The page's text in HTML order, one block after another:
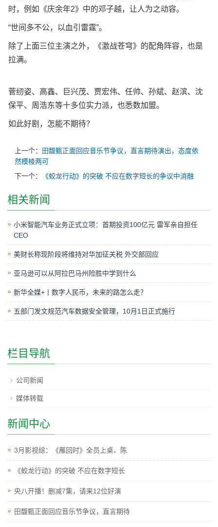
时，例如《庆余年2》中的邓子越，让人为之动容。
“世间多不公，以血引雷霆”。
除了上面三位主演之外，《激战苍穹》的配角阵容，也是
拉满。
菅纫姿、高鑫、巨兴茂、贾宏伟、任帅、孙斌、赵滨、沈
保平、周浩东等十多位实力派，也悉数加盟。
如此好剧，怎能不期待？
上一个：
田馥甄正面回应音乐节争议，直言期待演出，态度依
然模棱两可
下一个：
《蛟龙行动》的突破 不应在数字短长的争议中消融
相关新闻
小米智能汽车业务正式立项：首期投资100亿元 雷军亲自担任
CEO
美财长称现阶段将维持对华加征关税 外交部回应
亚马逊可以从阿拉巴马州险胜中学到什么
新华全媒+丨数字人民币，未来的路怎么走？
五部门发文规范汽车数据安全管理，10月1日正式施行
栏目导航
公司新闻
媒体转载
新闻中心
3月影视综：《雁回时》全员上桌、陈
《蛟龙行动》的突破 不应在数字短长
央八开播！删减7集，请来12位好演
田馥甄正面回应音乐节争议，直言期待